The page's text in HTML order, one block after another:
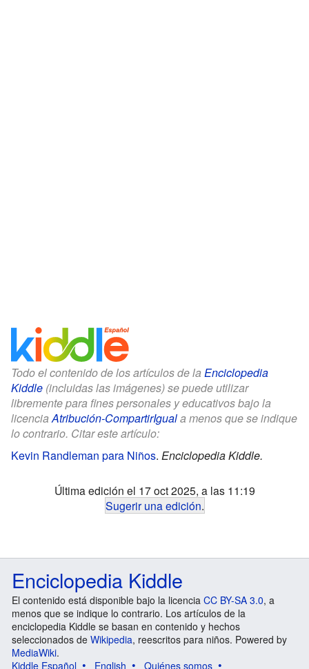
Todo el contenido de los artículos de la Enciclopedia
Kiddle (incluidas las imágenes) se puede utilizar
libremente para fines personales y educativos bajo la
licenciaAtribución-CompartirIguala menos que se indique
lo contrario. Citar este artículo:
Kevin Randleman para Niños. Enciclopedia Kiddle.
Última edición el 17 oct 2025, a las 11:19
Sugerir una edición.
Enciclopedia Kiddle
El contenido está disponible bajo la licencia CC BY-SA 3.0, a
menos que se indique lo contrario. Los artículos de la
enciclopedia Kiddle se basan en contenido y hechos
seleccionados de Wikipedia, reescritos para niños. Powered by
MediaWiki.
Kiddle Español
English Quiénes somos